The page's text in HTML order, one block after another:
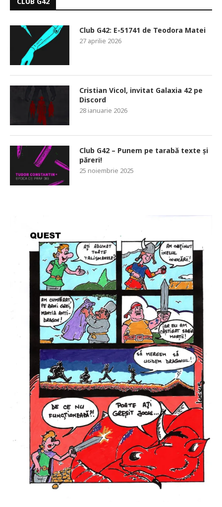
Club G42: E-51741 de Teodora Matei
27 aprilie 2026
Cristian Vicol, invitat Galaxia 42 pe
Discord
28 ianuarie 2026
Club G42 – Punem pe tarabă texte și
păreri!
25 noiembrie 2025